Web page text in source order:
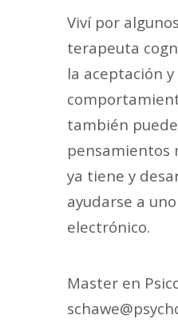
Viví por
terapeuta
la aceptación
también
pensamientos
ya tiene y
ayudarse a
electrónico.
Master en